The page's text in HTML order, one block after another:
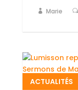
Marie
ACTUALITÉS